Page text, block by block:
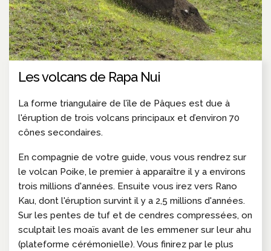
Les volcans de Rapa Nui
La forme triangulaire de l’île de Pâques est due à
l'éruption de trois volcans principaux et d’environ 70
cônes secondaires.
En compagnie de votre guide, vous vous rendrez sur
le volcan Poike, le premier à apparaître il y a environs
trois millions d'années. Ensuite vous irez vers Rano
Kau, dont l'éruption survint il y a 2,5 millions d'années.
Sur les pentes de tuf et de cendres compressées, on
sculptait les moaïs avant de les emmener sur leur ahu
(plateforme cérémonielle). Vous finirez par le plus